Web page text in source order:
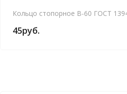
Кольцо стопорное В-60 ГОСТ
45руб.